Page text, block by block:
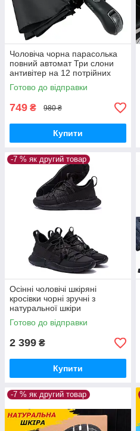
Чоловіча чорна парасолька
повний автомат Три слони
антивітер на 12 потрійних
спиць 07563-1
Готово до відправки
749 ₴ 980 ₴
Купити
-7 % як другий товар
Осінні чоловічі шкіряні
кросівки чорні зручні з
натуральної шкіри
Готово до відправки
2 399 ₴
Купити
-7 % як другий товар